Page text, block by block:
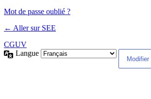
Mot de passe oublié ?
← Aller sur SEE
CGUV
Langue